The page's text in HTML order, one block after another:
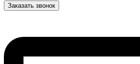
Заказать звонок